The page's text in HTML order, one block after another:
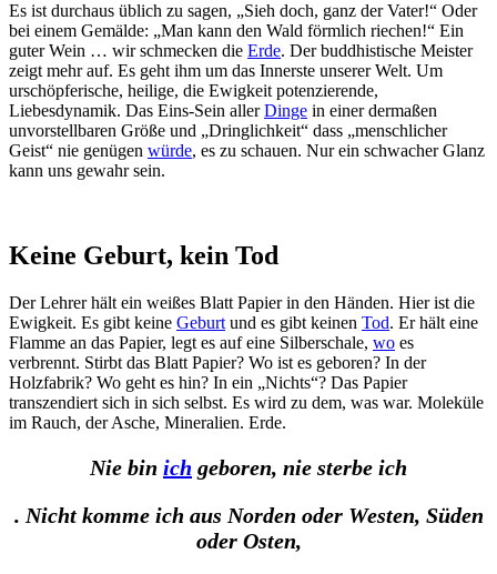
Es ist durchaus üblich zu sagen, „Sieh doch, ganz der Vater!“ Oder
bei einem Gemälde: „Man kann den Wald förmlich riechen!“ Ein
guter Wein … wir schmecken die Erde. Der buddhistische Meister
zeigt mehr auf. Es geht ihm um das Innerste unserer Welt. Um
urschöpferische, heilige, die Ewigkeit potenzierende,
Liebesdynamik. Das Eins-Sein allerDinge in einer dermaßen
unvorstellbaren Größe und „Dringlichkeit“ dass „menschlicher
Geist“ nie genügen würde, es zu schauen. Nur ein schwacher Glanz
kann uns gewahr sein.
Keine Geburt, kein Tod
Der Lehrer hält ein weißes Blatt Papier in den Händen. Hier ist die
Ewigkeit. Es gibt keine Geburt und es gibt keinen Tod. Er hält eine
Flamme an das Papier, legt es auf eine Silberschale, wo es
verbrennt. Stirbt das Blatt Papier? Wo ist es geboren? In der
Holzfabrik? Wo geht es hin? In ein „Nichts“? Das Papier
transzendiert sich in sich selbst. Es wird zu dem, was war. Moleküle
im Rauch, der Asche, Mineralien. Erde.
Nie bin ich geboren, nie sterbe ich
. Nicht komme ich aus Norden oder Westen, Süden
oder Osten,